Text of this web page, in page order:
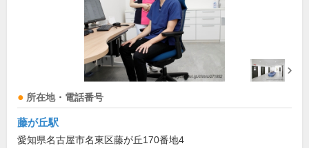
所在地・電話番号
藤が丘駅
愛知県名古屋市名東区藤が丘170番地4